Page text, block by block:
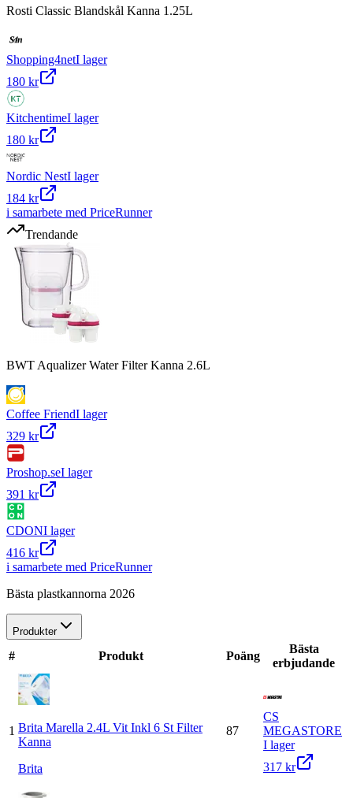
Rosti Classic Blandskål Kanna 1.25L
Shopping4netI lager
180 kr
KitchentimeI lager
180 kr
Nordic NestI lager
184 kr
i samarbete med PriceRunner
Trendande
BWT Aqualizer Water Filter Kanna 2.6L
Coffee FriendI lager
329 kr
Proshop.seI lager
391 kr
CDONI lager
416 kr
i samarbete med PriceRunner
Bästa plastkannorna 2026
Produkter
# Produkt Poäng
Bästa
erbjudande
1 Brita Marella 2.4L Vit Inkl 6 St Filter
Kanna
Brita
87
CS
MEGASTORE
I lager
317 kr